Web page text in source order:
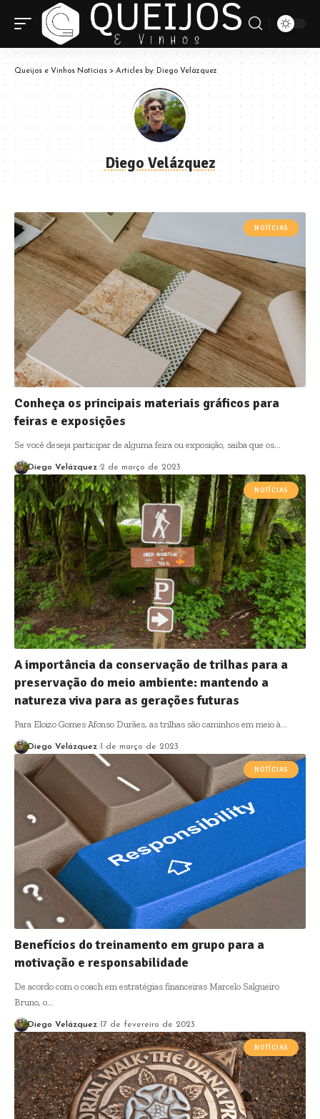
Queijos e Vinhos Notícias > Articles by: Diego Velázquez
Diego Velázquez
NOTÍCIAS
Conheça os principais materiais gráficos para
feiras e exposições
Se você deseja participar de alguma feira ou exposição, saiba que os…
Diego Velázquez 2 de março de 2023
NOTÍCIAS
A importância da conservação de trilhas para a
preservação do meio ambiente: mantendo a
natureza viva para as gerações futuras
Para Eloizo Gomes Afonso Durães, as trilhas são caminhos em meio à…
Diego Velázquez 1 de março de 2023
NOTÍCIAS
Benefícios do treinamento em grupo para a
motivação e responsabilidade
De acordo com o coach em estratégias financeiras Marcelo Salgueiro
Bruno, o…
Diego Velázquez 17 de fevereiro de 2023
NOTÍCIAS